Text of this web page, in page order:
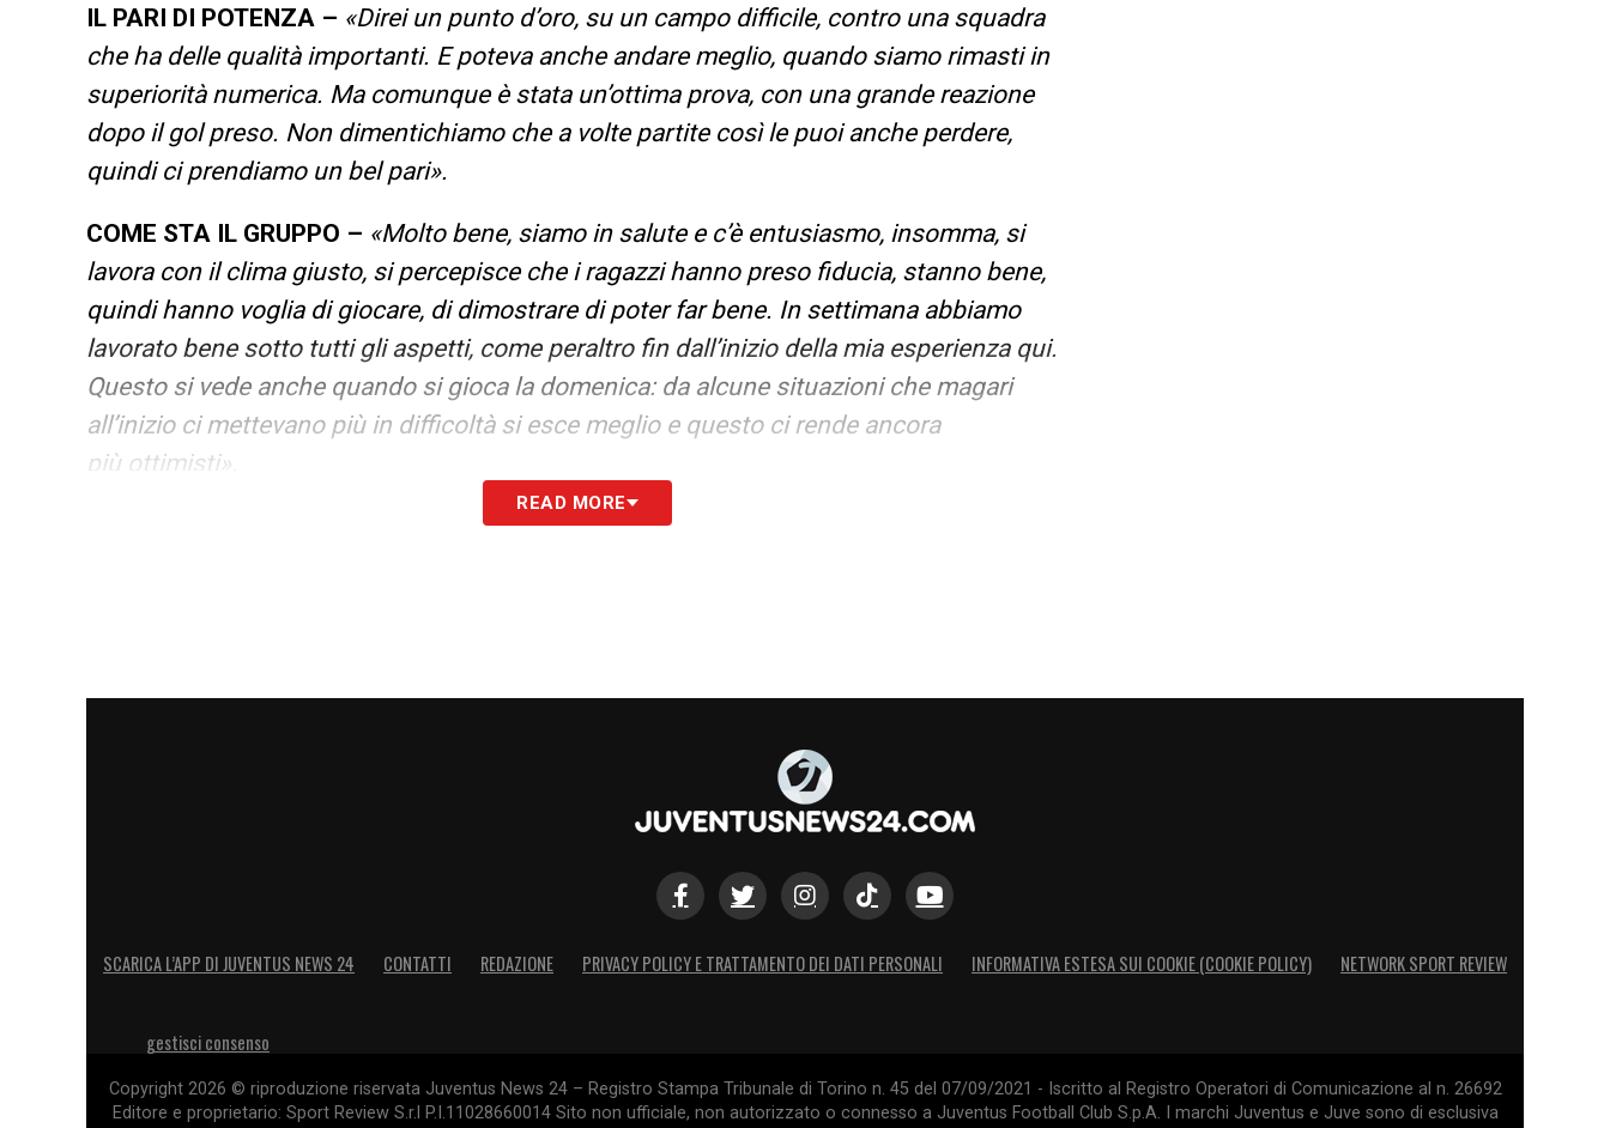
IL PARI DI POTENZA – «Direi un punto d’oro, su un campo difficile, contro una squadra
che ha delle qualità importanti. E poteva anche andare meglio, quando siamo rimasti in
superiorità numerica. Ma comunque è stata un’ottima prova, con una grande reazione
dopo il gol preso. Non dimentichiamo che a volte partite così le puoi anche perdere,
quindi ci prendiamo un bel pari».
COME STA IL GRUPPO – «Molto bene, siamo in salute e c’è entusiasmo, insomma, si
lavora con il clima giusto, si percepisce che i ragazzi hanno preso fiducia, stanno bene,
quindi hanno voglia di giocare, di dimostrare di poter far bene. In settimana abbiamo
lavorato bene sotto tutti gli aspetti, come peraltro fin dall’inizio della mia esperienza qui.
Questo si vede anche quando si gioca la domenica: da alcune situazioni che magari
all’inizio ci mettevano più in difficoltà si esce meglio e questo ci rende ancora
più ottimisti».
«Siamo consapevoli che adesso iniziano due mesi di
casa risultati ancora migliori di quelli che abbiamo conseguito finora. Ci aspettano tante
READ MORE
SCARICA L’APP DI JUVENTUS NEWS 24 CONTATTI REDAZIONE PRIVACY POLICY E TRATTAMENTO DEI DATI PERSONALI INFORMATIVA ESTESA SUI COOKIE (COOKIE POLICY) NETWORK SPORT REVIEW
gestisci consenso
Copyright 2026 © riproduzione riservata Juventus News 24 – Registro Stampa Tribunale di Torino n. 45 del 07/09/2021 - Iscritto al Registro Operatori di Comunicazione al n. 26692
Editore e proprietario: Sport Review S.r.l P.I.11028660014 Sito non ufficiale, non autorizzato o connesso a Juventus Football Club S.p.A. I marchi Juventus e Juve sono di esclusiva